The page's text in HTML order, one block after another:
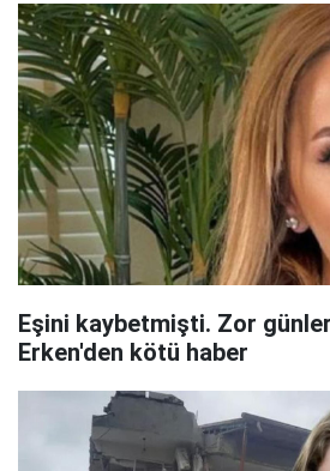
Eşini kaybetmişti. Zor
Erken'den kötü haber